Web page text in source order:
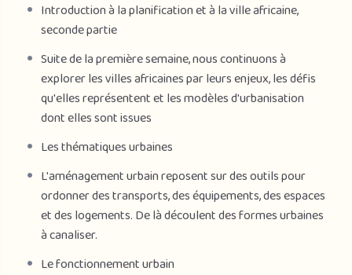
Introduction à la planification et à la ville africaine,
seconde partie
Suite de la première semaine, nous continuons à
explorer les villes africaines par leurs enjeux, les défis
qu'elles représentent et les modèles d'urbanisation
dont elles sont issues
Les thématiques urbaines
L'aménagement urbain reposent sur des outils pour
ordonner des transports, des équipements, des espaces
et des logements. De là découlent des formes urbaines
à canaliser.
Le fonctionnement urbain